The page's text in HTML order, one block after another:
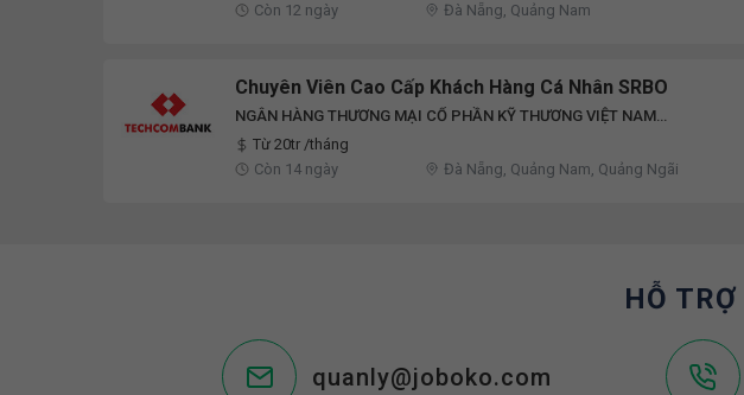
Còn 12 ngày
Đà Nẵng, Quảng Nam
Chuyên Viên Cao Cấp Khách Hàng Cá Nhân SRBO
NGÂN HÀNG THƯƠNG MẠI CỔ PHẦN KỸ THƯƠNG VIỆT NAM
(TECHCOMBANK)
Từ 20tr /tháng
Còn 14 ngày
Đà Nẵng, Quảng Nam, Quảng Ngãi
HỖ
quanly@joboko.com